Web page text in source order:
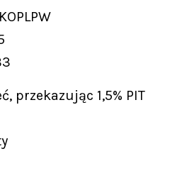
przekazując 1,5% PIT